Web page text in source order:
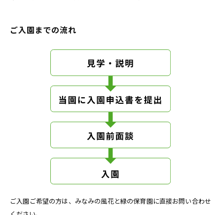
ご入園までの流れ
ご入園ご希望の方は、みなみの風花と緑の保育園に直接お問い合わせ